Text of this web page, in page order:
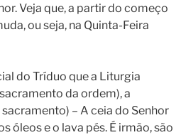
Veja que, a partir do começo
ou seja, na Quinta-Feira
do Tríduo que a Liturgia
da ordem), a
– A ceia do Senhor
óleos e o lava pés. É irmão, são